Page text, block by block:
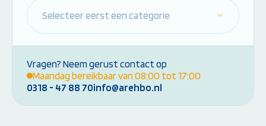
Instructeur worden:
(NRR)
Opleiding PBLS-instructeur
(NRR)
Overige
Vragen? Neem gerust contact op
Maandag bereikbaar van 08:00 tot 17:00
0318 - 47 88 70info@arehbo.nl